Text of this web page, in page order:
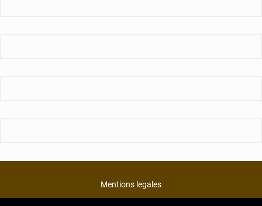
Mentions legales